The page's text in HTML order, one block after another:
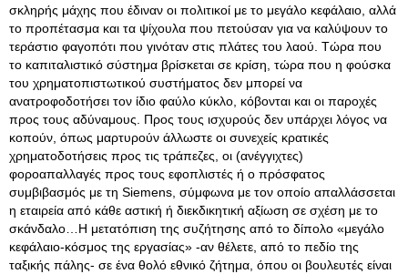
σκληρής μάχης που έδιναν οι πολιτικοί με το μεγάλο κεφάλαιο, αλλά
το προπέτασμα και τα ψίχουλα που πετούσαν για να καλύψουν το
τεράστιο φαγοπότι που γινόταν στις πλάτες του λαού . Τώρα που
το καπιταλιστικό σύστημα βρίσκεται σε κρίση, τώρα που η φούσκα
του χρηματοπιστωτικού συστήματος δεν μπορεί να
ανατροφοδοτήσει τον ίδιο φαύλο κύκλο, κόβονται και οι παροχές
προς τους αδύναμους. Προς τους ισχυρούς δεν υπάρχει λόγος να
κοπούν, όπως μαρτυρούν άλλωστε οι συνεχείς κρατικές
χρηματοδοτήσεις προς τις τράπεζες, οι (ανέγγιχτες)
φοροαπαλλαγές προς τους εφοπλιστές ή ο πρόσφατος
συμβιβασμός με τη Siemens, σύμφωνα με τον οποίο απαλλάσσεται
η εταιρεία από κάθε αστική ή διεκδικητική αξίωση σε σχέση με το
σκάνδαλο…Η μετατόπιση της συζήτησης από το δίπολο «μεγάλο
κεφάλαιο-κόσμος της εργασίας» -αν θέλετε, από το πεδίο της
ταξικής πάλης- σε ένα θολό εθνικό ζήτημα, όπου οι βουλευτές είναι